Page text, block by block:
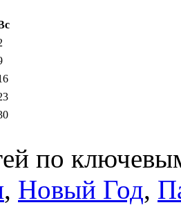
по
, Новый Год,